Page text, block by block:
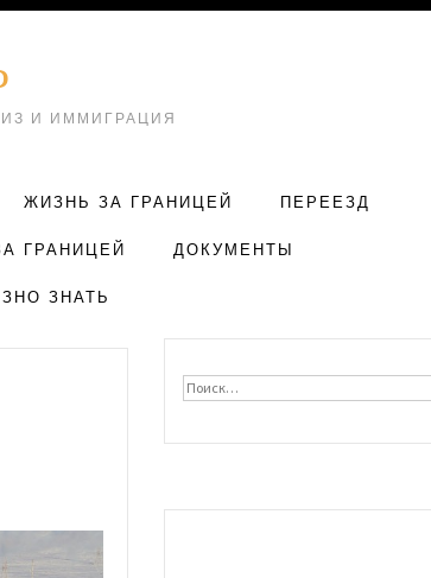
И ИММИГРАЦИЯ
ЖИЗНЬ ЗА ГРАНИЦЕЙ ПЕРЕЕЗД
ГРАНИЦЕЙ ДОКУМЕНТЫ
ЗНАТЬ
Найти: